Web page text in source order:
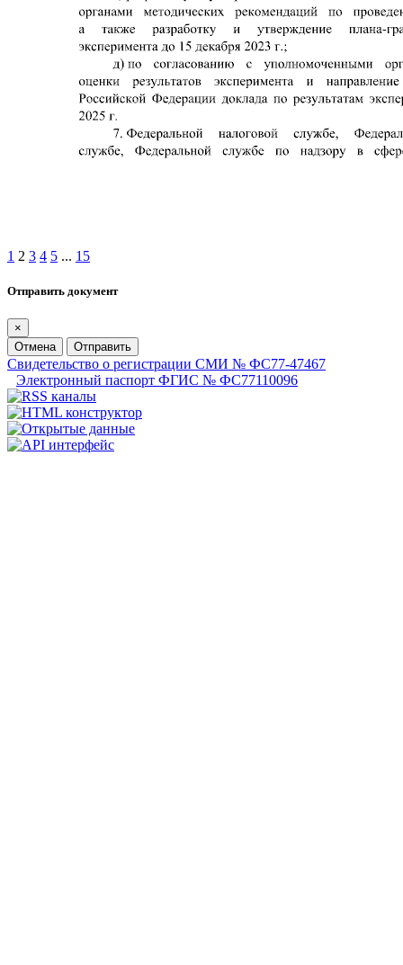
1 2 3 4 5 ... 15
Отправить документ
×
Отмена
Отправить
Свидетельство о регистрации СМИ № ФС77-47467
Электронный паспорт ФГИС № ФС77110096